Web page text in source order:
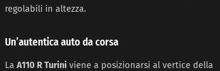
regolabili in altezza.
Un’autentica auto da corsa
La A110 R Turini viene a posizionarsi al vertice della